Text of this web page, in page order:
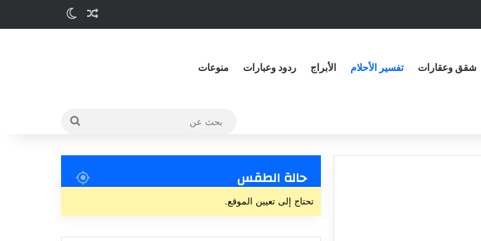
شقق وعقارات تفسير الأحلام الأبراج ردود وعبارات منوعات
حالة الطقس
تحتاج إلى تعيين الموقع.